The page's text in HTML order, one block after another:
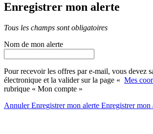
Enregistrer mon alerte
Tous les champs sont obligatoires
Nom de mon alerte
Pour recevoir les offres par e-mail, vous devez
électronique et la valider sur la page « Mes
rubrique « Mon compte »
AnnulerEnregistrer mon alerte Enregistrermon